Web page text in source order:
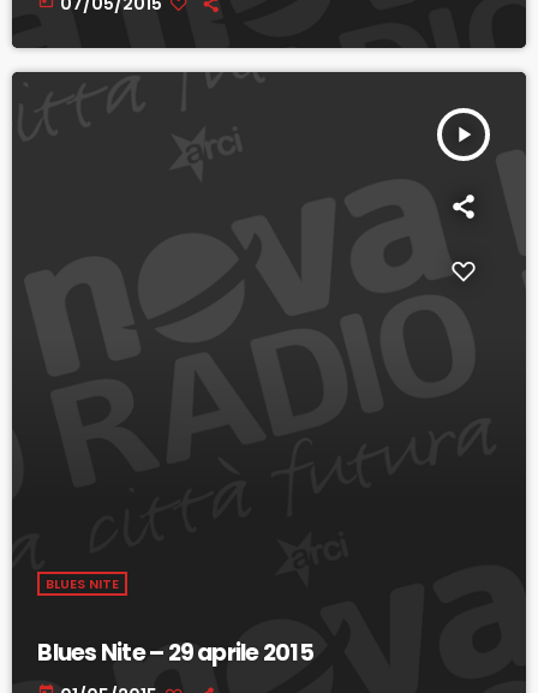
play_arrow
BLUES NITE
Blues Nite – 29 aprile 2015